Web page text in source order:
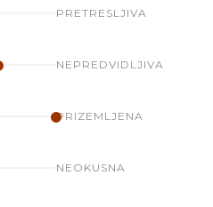
PRETRESLJIVA
NEPREDVIDLJIVA
PRIZEMLJENA
NEOKUSNA